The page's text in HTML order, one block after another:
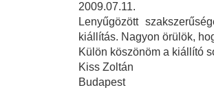
2009.07.11.
Lenyűgözött
kiállítás. Nagyon örülök,
Külön köszönöm a kiállító
Kiss Zoltán
Budapest